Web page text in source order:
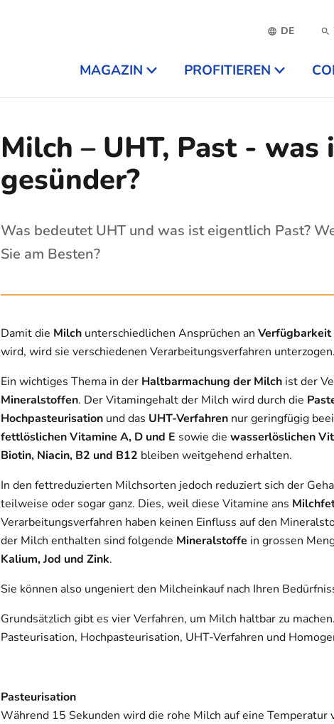
DE
MAGAZIN PROFITIEREN
Milch – UHT, Past - was
gesünder?
Was bedeutet UHT und was ist eigentlich Past?
Sie am Besten?
Damit die Milch unterschiedlichen Ansprüchen an
wird, wird sie verschiedenen Verarbeitungsverfahren
Ein wichtiges Thema in der Haltbarmachung der Milch ist der
Mineralstoffen. Der Vitamingehalt der Milch wird durch die
Hochpasteurisation und das UHT-Verfahren nur geringfügig
fettlöslichen Vitamine A, D und E sowie die wasserlöslichen
Biotin, Niacin, B2 und B12 bleiben weitgehend erhalten.
In den fettreduzierten Milchsorten jedoch reduziert sich der
teilweise oder sogar ganz. Dies, weil diese Vitamine ans
Verarbeitungsverfahren haben keinen Einfluss auf den
der Milch enthalten sind folgende Mineralstoffe in grossen
Kalium, Jod und Zink.
Sie können also ungeniert den Milcheinkauf nach Ihren
Grundsätzlich gibt es vier Verfahren, um Milch haltbar zu
Pasteurisation, Hochpasteurisation, UHT-Verfahren und
Pasteurisation
Während 15 Sekunden wird die rohe Milch auf eine Temperatur